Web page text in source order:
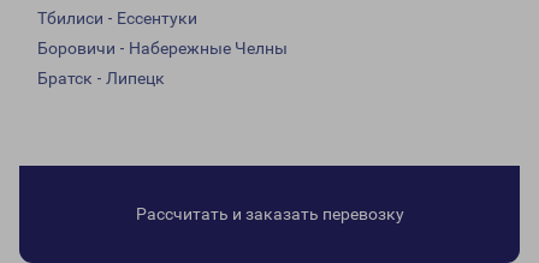
Тбилиси - Ессентуки
Боровичи - Набережные Челны
Братск - Липецк
Рассчитать и заказать перевозку